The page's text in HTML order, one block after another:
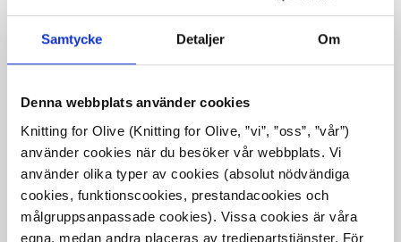
Samtycke Detaljer Om
Denna webbplats använder cookies
Knitting for Olive (Knitting for Olive, ”vi”, ”oss”, ”vår”)
använder cookies när du besöker vår webbplats. Vi
använder olika typer av cookies (absolut nödvändiga
cookies, funktionscookies, prestandacookies och
målgruppsanpassade cookies). Vissa cookies är våra
egna, medan andra placeras av tredjepartstjänster. För
MJUK ROS
SALE PRICE
€10,10
MUSHROOM ROSE
SALE PRICE
€10,10